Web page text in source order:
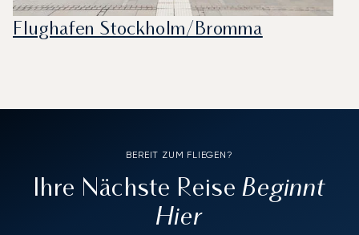
Flughafen Stockholm/Bromma
BEREIT ZUM FLIEGEN?
Ihre Nächste ReiseBeginnt
Hier